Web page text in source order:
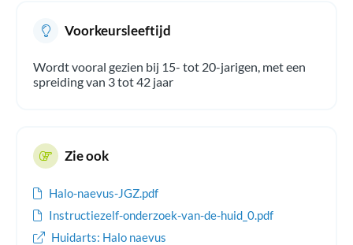
Voorkeursleeftijd
Wordt vooral gezien bij 15- tot 20-jarigen, met een
spreiding van 3 tot 42 jaar
Zie ook
Halo-naevus-JGZ.pdf
Instructiezelf-onderzoek-van-de-huid_0.pdf
Huidarts: Halo naevus